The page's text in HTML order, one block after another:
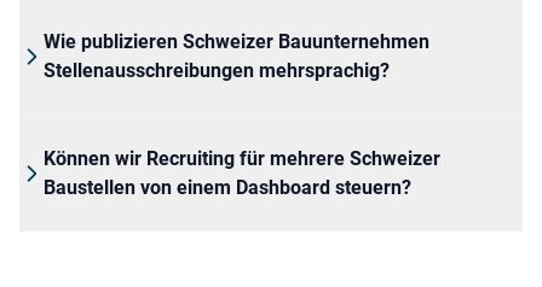
Wie publizieren Schweizer Bauunternehmen
Stellenausschreibungen mehrsprachig?
Können wir Recruiting für mehrere Schweizer
Baustellen von einem Dashboard steuern?